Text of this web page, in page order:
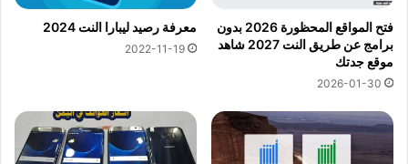
فتح المواقع المحظورة 2026 بدون
برامج عن طريق النت 2027 شاهد
موقع جدتك
2026-01-30
معرفة رصيد ليبارا النت 2024
2022-11-19